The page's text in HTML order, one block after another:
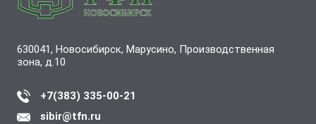
630041, Новосибирск, Марусино, Производственная
зона, д.10
+7(383) 335-00-21
sibir@tfn.ru